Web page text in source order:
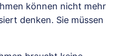
können nicht mehr
denken. Sie müssen